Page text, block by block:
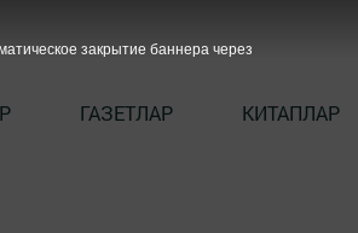
ГАЗЕТЛАР КИТАПЛАР
закрытие баннера через